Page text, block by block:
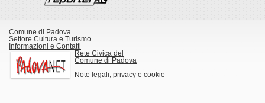
Comune di Padova
Settore Cultura e Turismo
Informazioni e Contatti
Rete Civica del
Comune di Padova
Note legali, privacy e cookie